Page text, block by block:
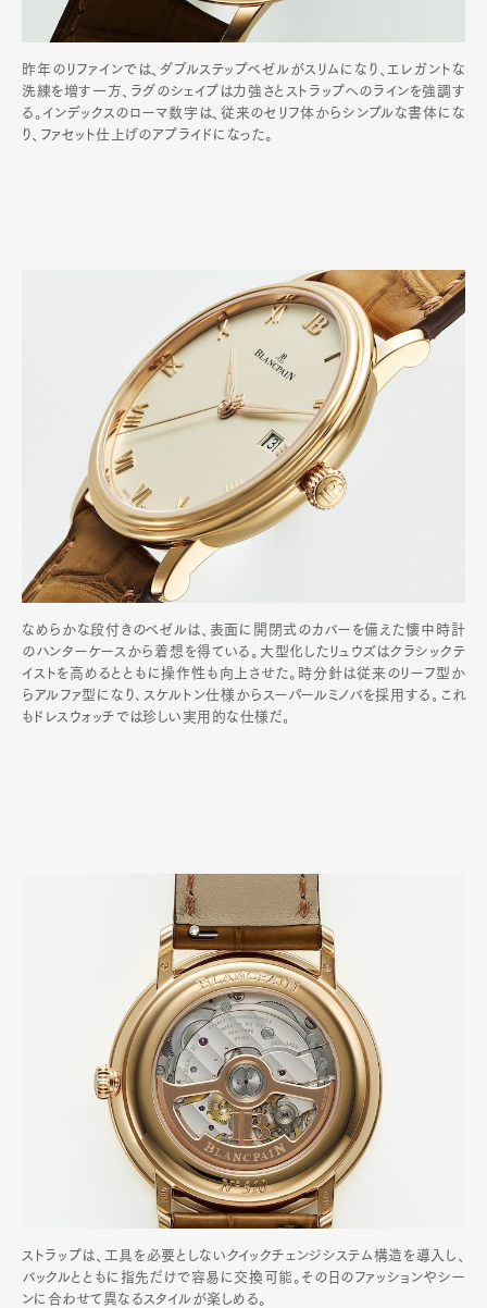
昨年のリファインでは、ダブルステップベゼルがスリムになり、エレガントな
洗練を増す一方、ラグのシェイプは力強さとストラップへのラインを強調す
る。インデックスのローマ数字は、従来のセリフ体からシンプルな書体にな
り、ファセット仕上げのアプライドになった。
なめらかな段付きのベゼルは、表面に開閉式のカバーを備えた懐中時計
のハンターケースから着想を得ている。大型化したリュウズはクラシックテ
イストを高めるとともに操作性も向上させた。時分針は従来のリーフ型か
らアルファ型になり､スケルトン仕様からスーパールミノバを採用する｡これ
もドレスウォッチでは珍しい実用的な仕様だ｡
ストラップは、工具を必要としないクイックチェンジシステム構造を導入し、
バックルとともに指先だけで容易に交換可能。その日のファッションやシー
ンに合わせて異なるスタイルが楽しめる。